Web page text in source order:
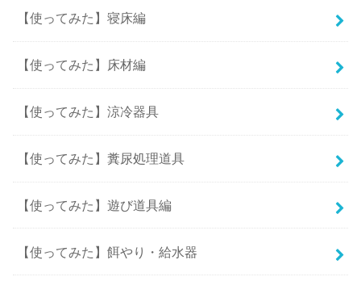
【使ってみた】寝床編
【使ってみた】床材編
【使ってみた】涼冷器具
【使ってみた】糞尿処理道具
【使ってみた】遊び道具編
【使ってみた】餌やり・給水器